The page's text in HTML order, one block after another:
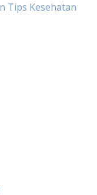
Tips Kesehatan